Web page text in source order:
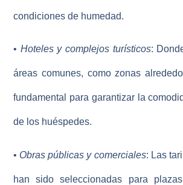
condiciones de humedad.
• Hoteles y complejos turísticos:
áreas comunes, como zonas
fundamental para garantizar la
de los huéspedes.
• Obras públicas y comerciales: Las
han sido seleccionadas para